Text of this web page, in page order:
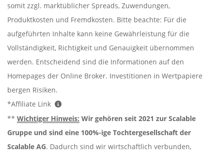
somit zzgl. marktüblicher Spreads, Zuwendungen,
Produktkosten und Fremdkosten. Bitte beachte: Für die
aufgeführten Inhalte kann keine Gewährleistung für die
Vollständigkeit, Richtigkeit und Genauigkeit übernommen
werden. Entscheidend sind die Informationen auf den
Homepages der Online Broker. Investitionen in Wertpapiere
bergen Risiken.
*Affiliate Link
** Wichtiger Hinweis: Wir gehören seit 2021 zur Scalable
Gruppe und sind eine 100%-ige Tochtergesellschaft der
Scalable AG. Dadurch sind wir wirtschaftlich verbunden,